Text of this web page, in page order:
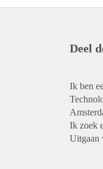
Deel
Ik ben
Ik zoek
Uitgaan